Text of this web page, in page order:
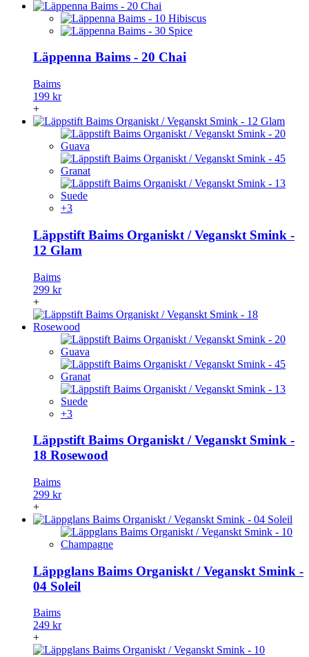
Läppenna Baims - 20 Chai
Baims
199 kr
+
+3
Läppstift Baims Organiskt / Veganskt Smink -
12 Glam
Baims
299 kr
+
+3
Läppstift Baims Organiskt / Veganskt Smink -
18 Rosewood
Baims
299 kr
+
Läppglans Baims Organiskt / Veganskt Smink -
04 Soleil
Baims
249 kr
+